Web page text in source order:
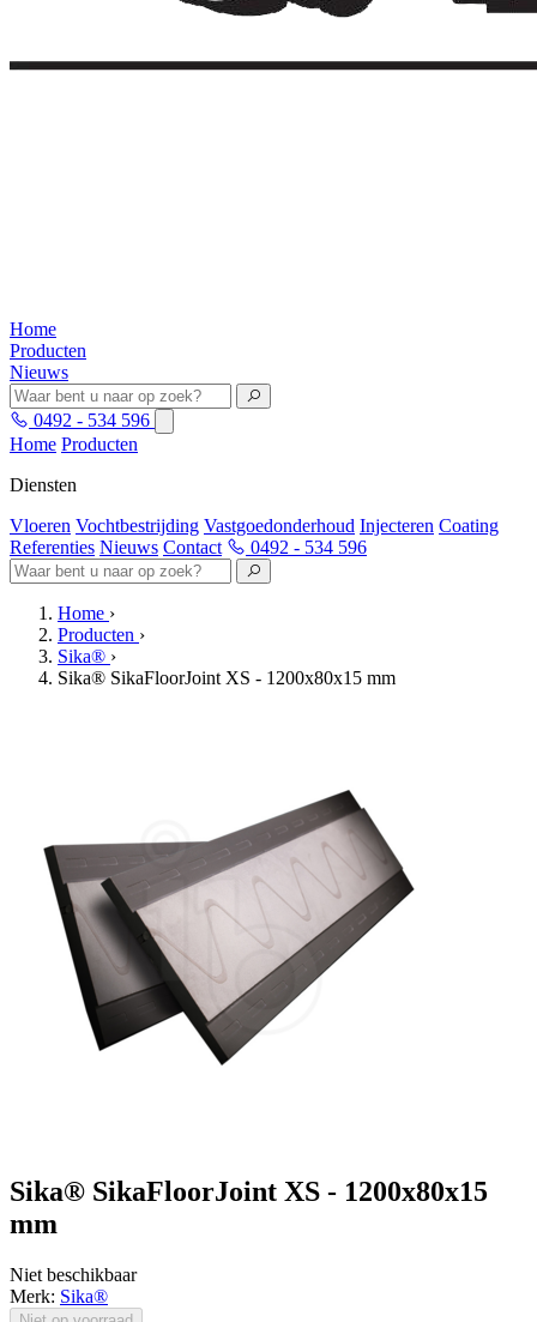
Home
Producten
Nieuws
0492 - 534 596
Home Producten
Diensten
Vloeren Vochtbestrijding Vastgoedonderhoud Injecteren Coating
Referenties Nieuws Contact 0492 - 534 596
Home ›
Producten ›
Sika® ›
Sika® SikaFloorJoint XS - 1200x80x15 mm
Sika® SikaFloorJoint XS - 1200x80x15
mm
Niet beschikbaar
Merk: Sika®